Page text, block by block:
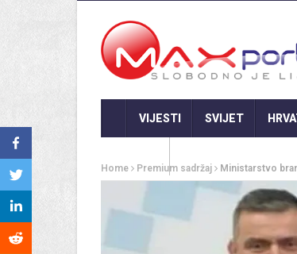
VIJESTI SVIJET
Home Premium sadržaj Ministarstvo